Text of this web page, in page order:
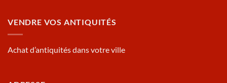
VENDRE VOS ANTIQUITÉS
Achat d’antiquités dans votre ville